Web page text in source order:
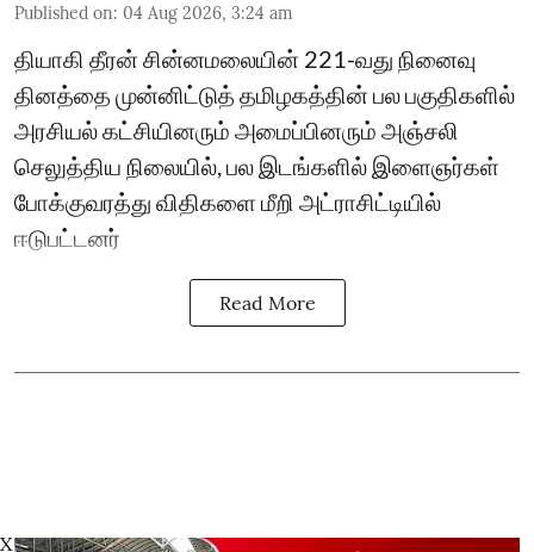
Published on: 04 Aug 2026, 3:24 am
தியாகி தீரன் சின்னமலையின் 221-வது நினைவு
தினத்தை முன்னிட்டுத் தமிழகத்தின் பல பகுதிகளில்
அரசியல் கட்சியினரும் அமைப்பினரும் அஞ்சலி
செலுத்திய நிலையில், பல இடங்களில் இளைஞர்கள்
போக்குவரத்து விதிகளை மீறி அட்ராசிட்டியில்
ஈடுபட்டனர்
Read More
X